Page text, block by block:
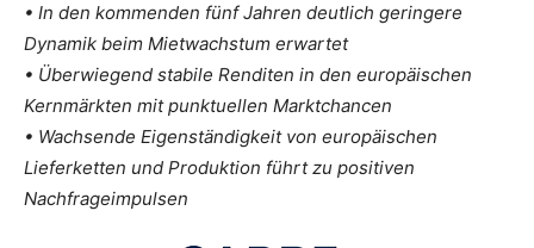
• In den kommenden fünf Jahren deutlich geringere
Dynamik beim Mietwachstum erwartet
• Überwiegend stabile Renditen in den europäischen
Kernmärkten mit punktuellen Marktchancen
• Wachsende Eigenständigkeit von europäischen
Lieferketten und Produktion führt zu positiven
Nachfrageimpulsen